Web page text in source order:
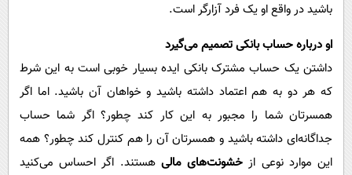
باشید در واقع او یک فرد آزارگر است. ‏
او درباره حساب بانکی تصمیم می‌گیرد
داشتن یک حساب مشترک بانکی ایده بسیار خوبی است به این شرط
که هر دو به هم اعتماد داشته باشید و خواهان آن باشید. اما اگر
همسرتان شما را مجبور به این کار کند چطور؟ اگر شما حساب
جداگانه‌ای داشته باشید و همسرتان آن را هم کنترل کند چطور؟ همه
این موارد نوعی از خشونت‌های مالی هستند. اگر احساس می‌کنید